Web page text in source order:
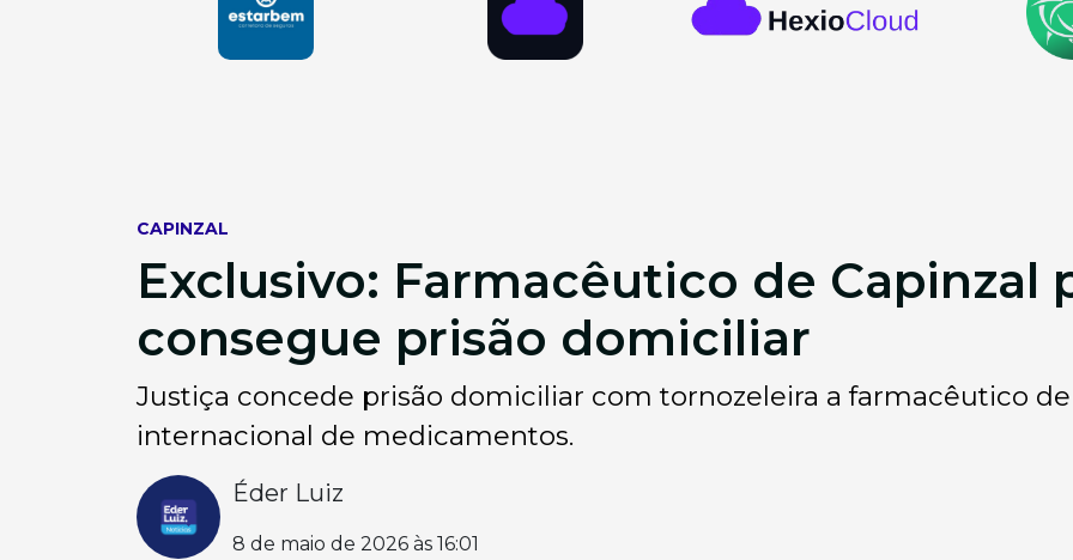
CAPINZAL
Exclusivo: Farmacêutico de Capinzal
consegue prisão domiciliar
Justiça concede prisão domiciliar com tornozeleira a farmacêutico
internacional de medicamentos.
Éder Luiz
8 de maio de 2026 às 16:01